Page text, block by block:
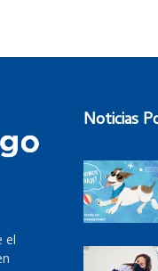
el
Noticias